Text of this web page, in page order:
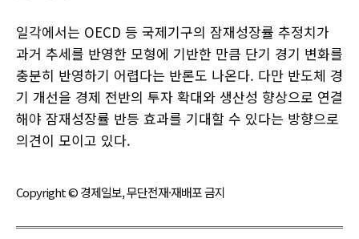
일각에서는 OECD 등 국제기구의 잠재성장률 추정치가
과거 추세를 반영한 모형에 기반한 만큼 단기 경기 변화를
충분히 반영하기 어렵다는 반론도 나온다. 다만 반도체 경
기 개선을 경제 전반의 투자 확대와 생산성 향상으로 연결
해야 잠재성장률 반등 효과를 기대할 수 있다는 방향으로
의견이 모이고 있다.
Copyright © 경제일보, 무단전재·재배포 금지